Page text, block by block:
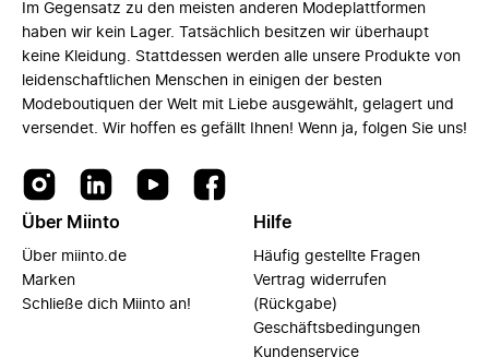
Im Gegensatz zu den meisten anderen Modeplattformen
haben wir kein Lager. Tatsächlich besitzen wir überhaupt
keine Kleidung. Stattdessen werden alle unsere Produkte von
leidenschaftlichen Menschen in einigen der besten
Modeboutiquen der Welt mit Liebe ausgewählt, gelagert und
versendet. Wir hoffen es gefällt Ihnen! Wenn ja, folgen Sie uns!
Über Miinto
Über miinto.de
Marken
Schließe dich Miinto an!
Hilfe
Häufig gestellte Fragen
Vertrag widerrufen
(Rückgabe)
Geschäftsbedingungen
Kundenservice